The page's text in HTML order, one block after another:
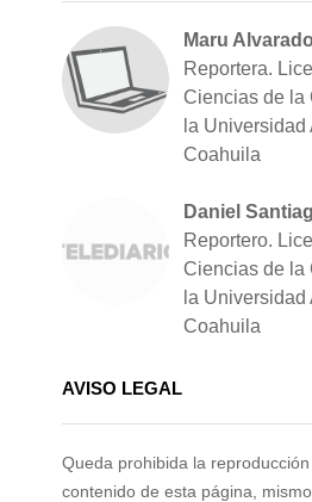
Maru Alvarado
Reportera.
Ciencias de la
la Universidad
Coahuila
Daniel
Reportero.
Ciencias de la
la Universidad
Coahuila
AVISO LEGAL
Queda prohibida la
contenido de esta página,